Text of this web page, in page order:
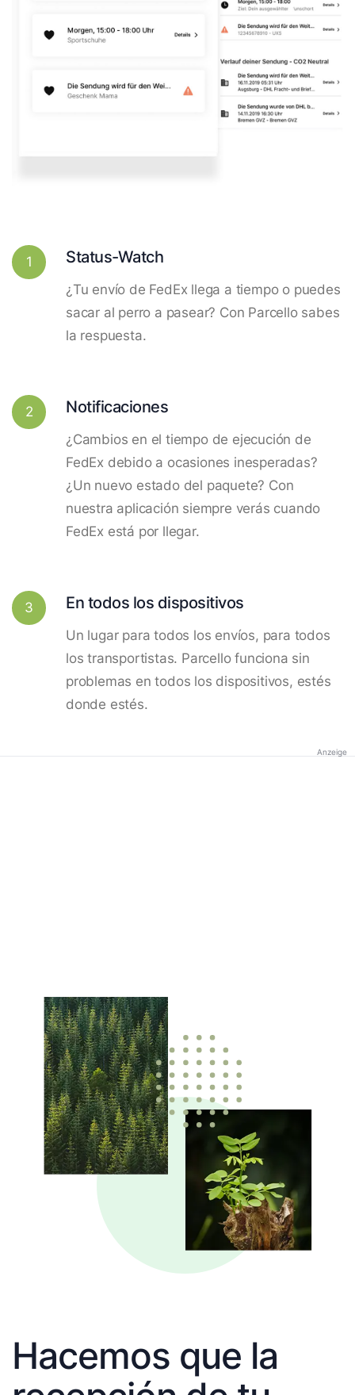
1 Status-Watch
¿Tu envío de FedEx llega a tiempo o puedes
sacar al perro a pasear? Con Parcello sabes
la respuesta.
2 Notificaciones
¿Cambios en el tiempo de ejecución de
FedEx debido a ocasiones inesperadas?
¿Un nuevo estado del paquete? Con
nuestra aplicación siempre verás cuando
FedEx está por llegar.
3 En todos los dispositivos
Un lugar para todos los envíos, para todos
los transportistas. Parcello funciona sin
problemas en todos los dispositivos, estés
donde estés.
Anzeige
Hacemos que la